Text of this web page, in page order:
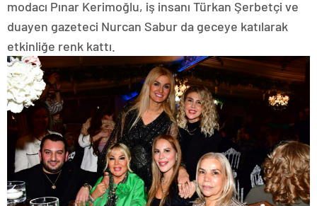
modacı Pınar Kerimoğlu, iş insanı Türkan Şerbetçi ve
duayen gazeteci Nurcan Sabur da geceye katılarak
etkinliğe renk kattı.